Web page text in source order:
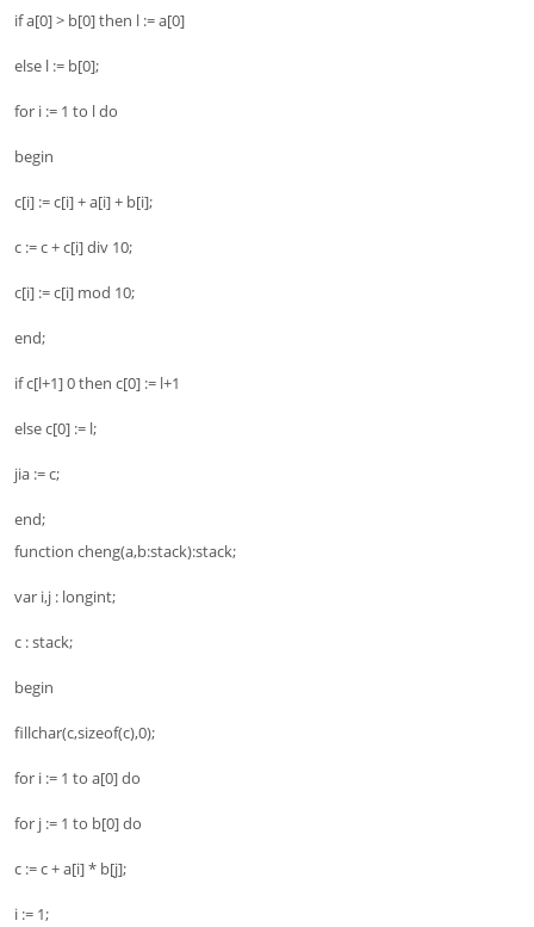
if a[0] > b[0] then l := a[0]
else l := b[0];
for i := 1 to l do
begin
c[i] := c[i] + a[i] + b[i];
c := c + c[i] div 10;
c[i] := c[i] mod 10;
end;
if c[l+1] 0 then c[0] := l+1
else c[0] := l;
jia := c;
end;
function cheng(a,b:stack):stack;
var i,j : longint;
c : stack;
begin
fillchar(c,sizeof(c),0);
for i := 1 to a[0] do
for j := 1 to b[0] do
c := c + a[i] * b[j];
i := 1;